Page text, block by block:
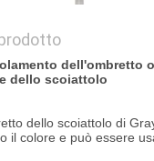
dell'ombretto
dello scoiattolo
dello scoiattolo di
il colore e può essere